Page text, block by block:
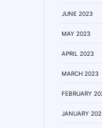
JUNE 2023
MAY 2023
APRIL 2023
MARCH 2023
FEBRUARY
JANUARY